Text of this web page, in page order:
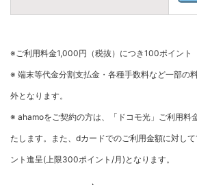
※ご利用料金1,000円（税抜）につき100ポイント
※ 端末等代金分割支払金・各種手数料など一部の
外となります。
※ ahamoをご契約の方は、「ドコモ光」ご利用料
たします。また、dカードでのご利用金額に対し
ント進呈(上限300ポイント/月)となります。